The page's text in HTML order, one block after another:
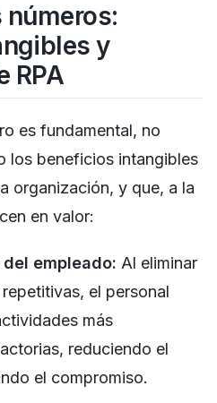
números:
y
RPA
es fundamental, no
los beneficios intangibles
organización, y que, a la
en valor:
empleado: Al eliminar
el personal
más
reduciendo el
el compromiso.